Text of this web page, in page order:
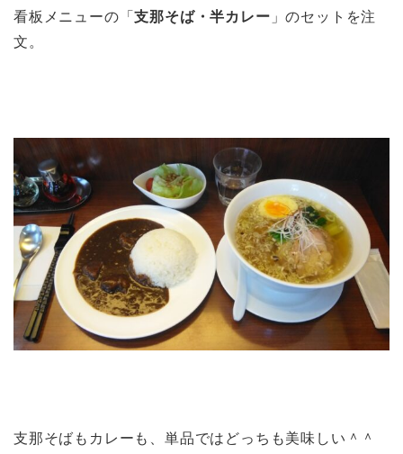
看板メニューの「支那そば・半カレー 」のセットを注
文。
支那そばもカレーも、単品ではどっちも美味しい＾＾